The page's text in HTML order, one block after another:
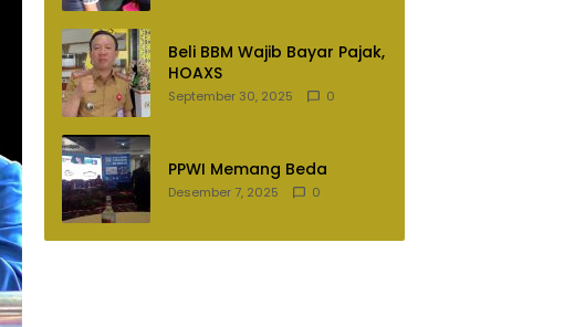
Beli BBM Wajib Bayar Pajak,
HOAXS
September 30, 2025 0
PPWI Memang Beda
Desember 7, 2025 0